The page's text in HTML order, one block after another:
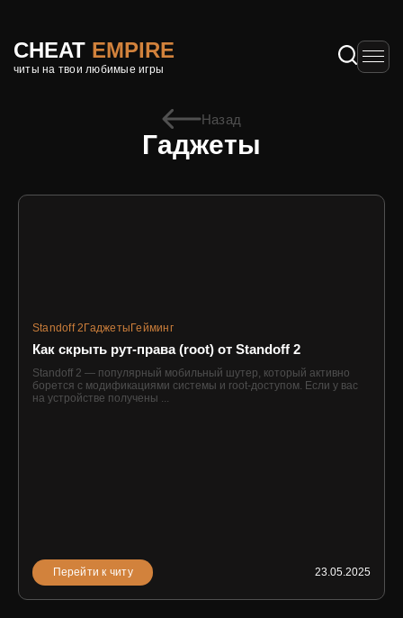
CHEAT EMPIRE
читы на твои любимые игры
Назад
Гаджеты
Standoff 2 Гаджеты Гейминг
Как скрыть рут-права (root) от Standoff 2
Standoff 2 — популярный мобильный шутер, который активно
борется с модификациями системы и root-доступом. Если у вас
на устройстве получены ...
Перейти к читу 23.05.2025